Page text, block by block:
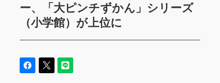
ー、「大ピンチずかん」シリーズ
（小学館）が上位に